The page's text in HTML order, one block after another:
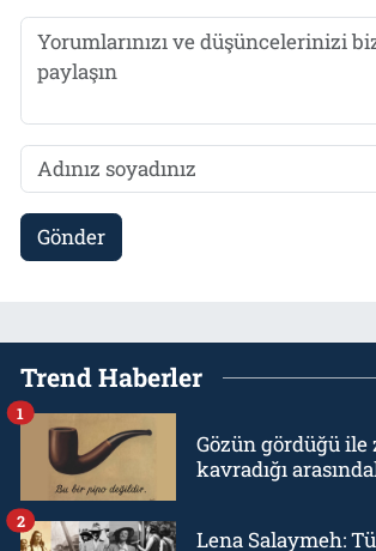
Gönder
Trend Haberler
Gözün gördüğü
kavradığı
1
Lena Salaymeh:
2